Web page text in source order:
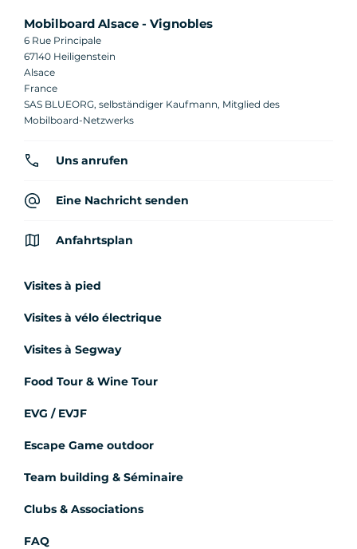
Mobilboard Alsace - Vignobles
6 Rue Principale
67140 Heiligenstein
Alsace
France
SAS BLUEORG, selbständiger Kaufmann, Mitglied des
Mobilboard-Netzwerks
Uns anrufen
Eine Nachricht senden
Anfahrtsplan
Visites à pied
Visites à vélo électrique
Visites à Segway
Food Tour & Wine Tour
EVG / EVJF
Escape Game outdoor
Team building & Séminaire
Clubs & Associations
FAQ